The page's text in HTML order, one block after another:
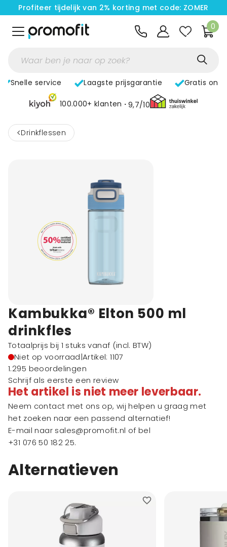
Profiteer tijdelijk van 2% korting met code: ZOMER
0
Snelle service Laagste prijsgarantie Gratis
100.000+ klanten 9,7/10
< Drinkflessen
Kambukka® Elton 500 ml
drinkfles
Totaalprijs bij 1 stuks vanaf (incl. BTW)
Niet op voorraad|Artikel: 1107
1.295 beoordelingen
Schrijf als eerste een review
Het artikel is niet meer leverbaar.
Neem contact met ons op, wij helpen u graag met
het zoeken naar een passend alternatief!
E-mail naar sales@promofit.nl of bel
+31 076 50 182 25.
Alternatieven